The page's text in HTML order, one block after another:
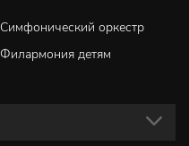
Симфонический оркестр
Филармония детям